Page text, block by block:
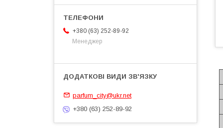
+380 (63) 252-89-92
Менеджер
parfum_city@ukr.net
+380 (63) 252-89-92